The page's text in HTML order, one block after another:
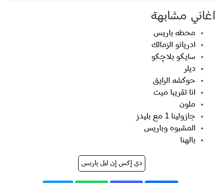
اغاني مشابهة
محطه باريس
ادريانو الزمالك
سايكو بلاچكو
ديلر
حوكشه الرايق
انا تقريبا ميت
ملون
جازولينا 1 مع بليدز
المشبوه وباريس
بالهنا
دي إكس إن ليل باريس